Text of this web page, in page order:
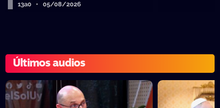
13a0 • 05/08/2026
Últimos audios